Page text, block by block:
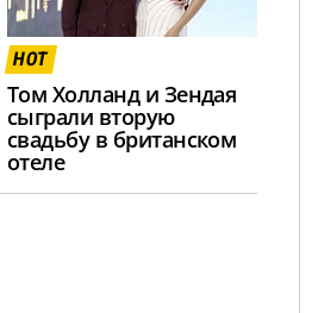
HOT
Том Холланд и Зендая
сыграли вторую
свадьбу в британском
отеле